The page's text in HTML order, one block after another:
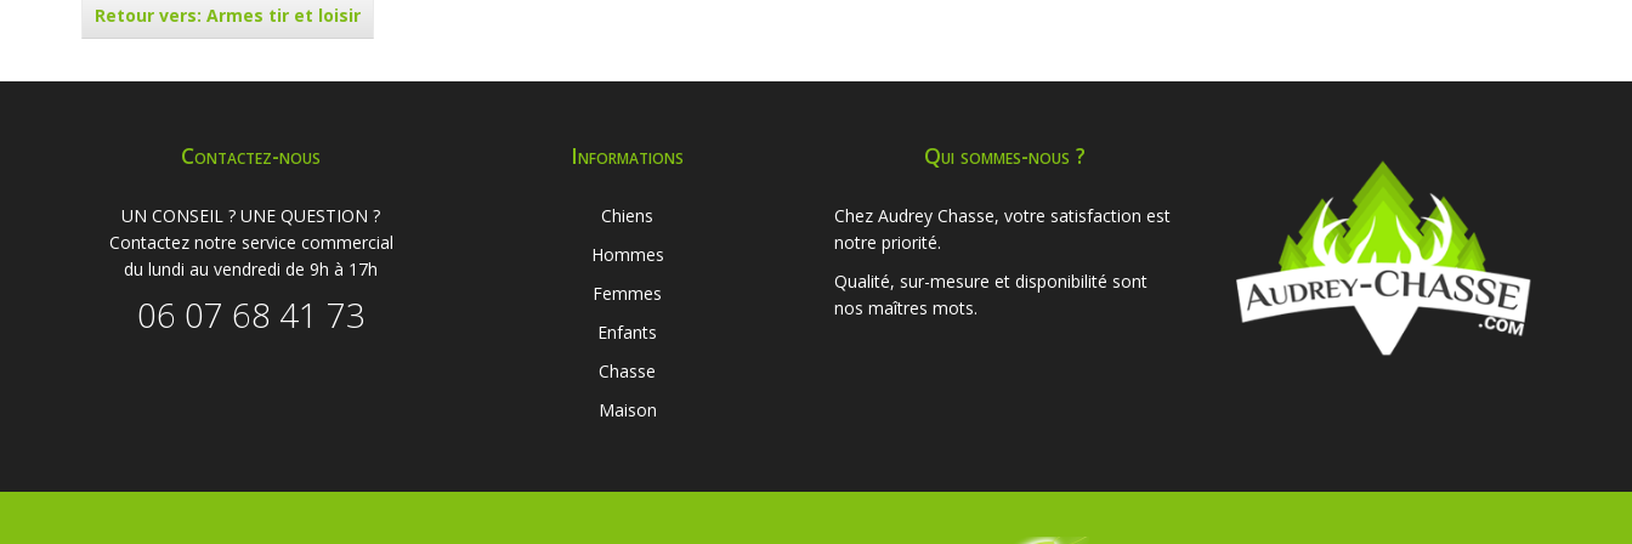
Retour vers: Armes tir et loisir
Contactez-nous
UN CONSEIL ? UNE QUESTION ?
Contactez notre service commercial
du lundi au vendredi de 9h à 17h
06 07 68 41 73
Informations
Chiens
Hommes
Femmes
Enfants
Chasse
Maison
Qui sommes-nous ?
Chez Audrey Chasse, votre satisfaction est
notre priorité.
Qualité, sur-mesure et disponibilité sont
nos maîtres mots.